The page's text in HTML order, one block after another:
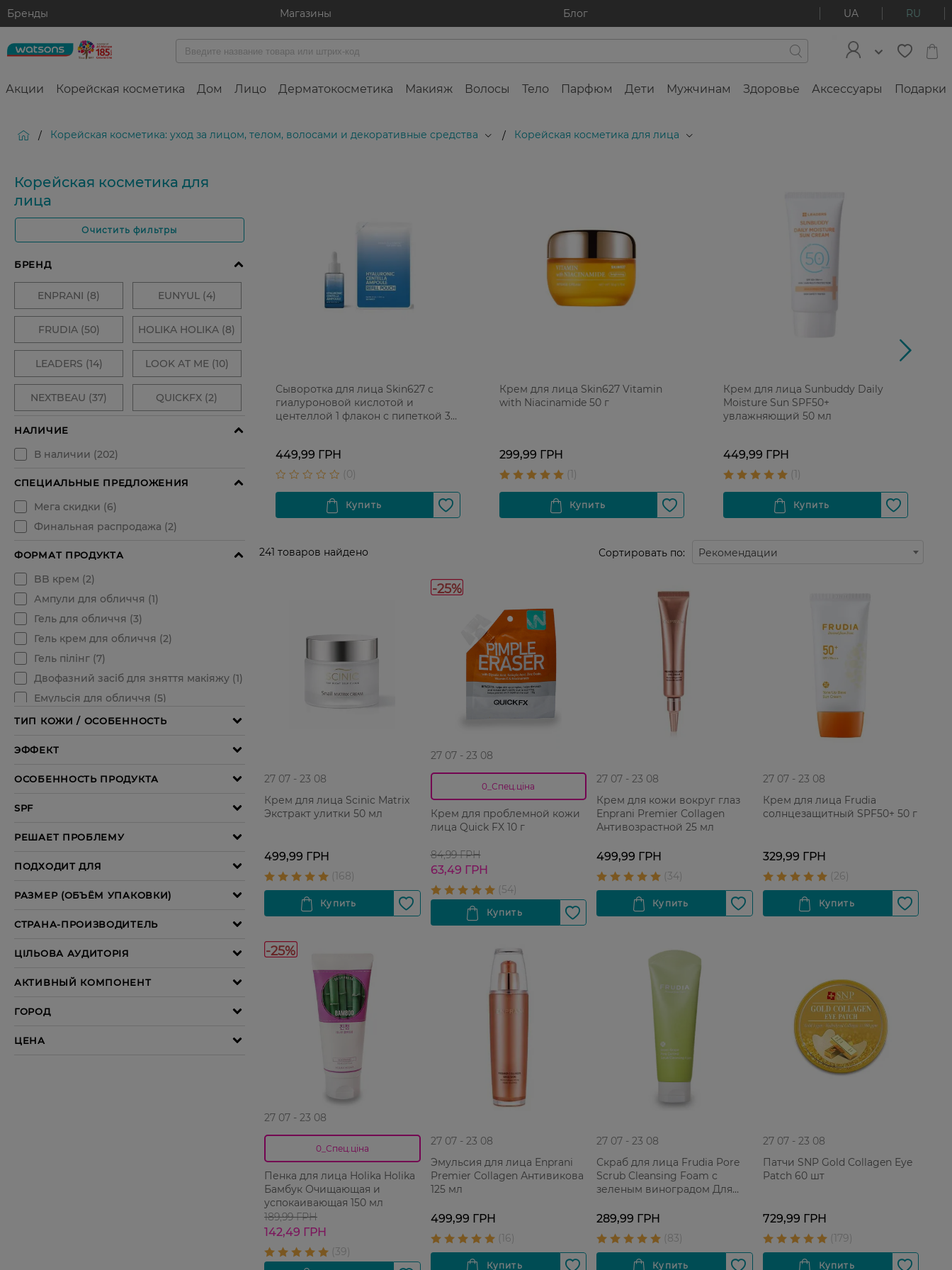
Бренды Магазины Блог UA RU
Акции Корейская косметика Дом Лицо Дерматокосметика Макияж Волосы Тело Парфюм Дети Мужчинам Здоровье Аксессуары Подарки
/ Корейская косметика: уход за лицом, телом, волосами и декоративные средства / Корейская косметика для лица
Корейская косметика для
лица
Очистить фильтры
Сыворотка для лица Skin627 с
гиалуроновой кислотой и
центеллой 1 флакон с пипеткой 34
449,99 ГРН
Крем для лица Skin627 Vitamin
with Niacinamide 50 г
299,99 ГРН
Крем для лица Sunbuddy Daily
Moisture Sun SPF50+
увлажняющий 50 мл
449,99 ГРН
241 товаров найдено Сортировать по: Рекомендации
27 07 - 23 08
Крем для лица Scinic Matrix
Экстракт улитки 50 мл
499,99 ГРН
-25%
27 07 - 23 08
0_Спец.ціна
Крем для проблемной кожи
лица Quick FX 10 г
84,99 ГРН
63,49 ГРН
27 07 - 23 08
Крем для кожи вокруг глаз
Enprani Premier Collagen
Антивозрастной 25 мл
499,99 ГРН
27 07 - 23 08
Крем для лица Frudia
солнцезащитный SPF50+ 50 г
329,99 ГРН
-25%
27 07 - 23 08
0_Спец.ціна
Пенка для лица Holika Holika
Бамбук Очищающая и
успокаивающая 150 мл
189,99 ГРН
142,49 ГРН
27 07 - 23 08
Эмульсия для лица Enprani
Premier Collagen Антивикова
125 мл
499,99 ГРН
27 07 - 23 08
Скраб для лица Frudia Pore
Scrub Cleansing Foam с
зеленым виноградом Для
145 г
289,99 ГРН
27 07 - 23 08
Патчи SNP Gold Collagen Eye
Patch 60 шт
729,99 ГРН